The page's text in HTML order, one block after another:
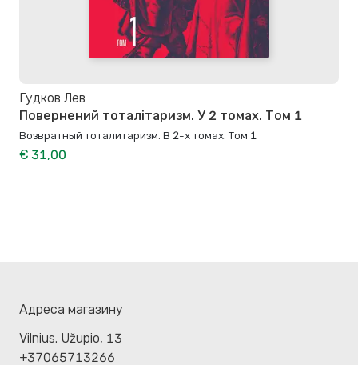
Гудков Лев
Повернений тоталітаризм. У 2 томах. Том 1
Возвратный тоталитаризм. В 2-х томах. Том 1
€ 31,00
Адреса магазину
Vilnius. Užupio, 13
+37065713266